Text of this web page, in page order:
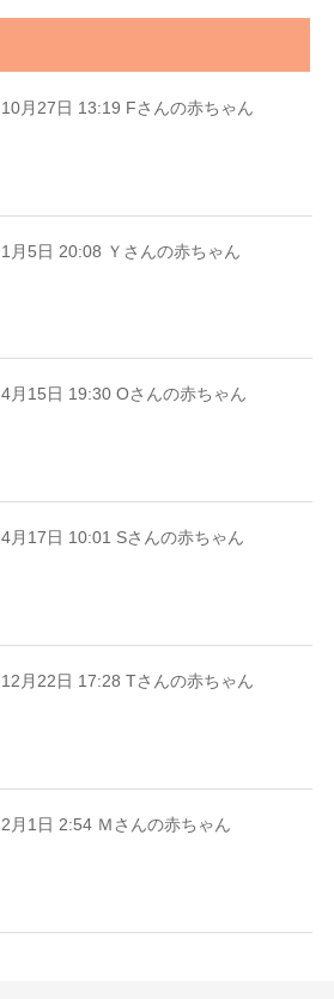
10月27日 13:19 Fさんの赤ちゃん
1月5日 20:08 Ｙさんの赤ちゃん
4月15日 19:30 Oさんの赤ちゃん
4月17日 10:01 Sさんの赤ちゃん
12月22日 17:28 Tさんの赤ちゃん
2月1日 2:54 Ｍさんの赤ちゃん